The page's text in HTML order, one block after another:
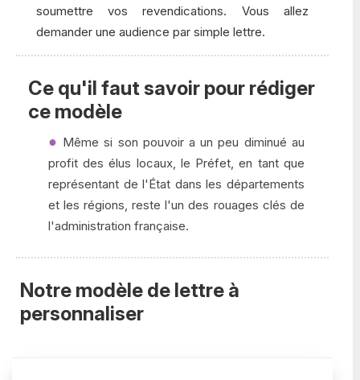
soumettre vos revendications. Vous allez
demander une audience par simple lettre.
Ce qu'il faut savoir pour rédiger
ce modèle
Même si son pouvoir a un peu diminué au
profit des élus locaux, le Préfet, en tant que
représentant de l'État dans les départements
et les régions, reste l'un des rouages clés de
l'administration française.
Notre modèle de lettre à
personnaliser